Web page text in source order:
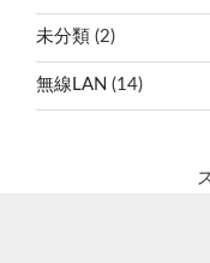
未分類 (2)
無線LAN (14)